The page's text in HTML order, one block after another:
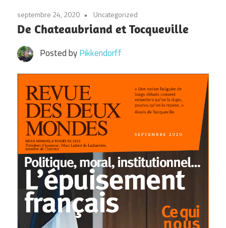
septembre 24, 2020 Uncategorized
De Chateaubriand et Tocqueville
Posted byPikkendorff